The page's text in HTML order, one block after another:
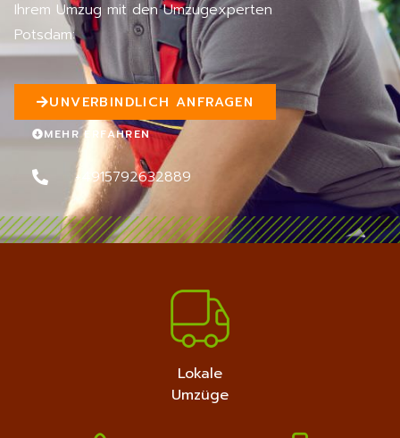
n
5
Ihrem Umzug mit den Umzugexperten
Potsdam:
UNVERBINDLICH ANFRAGEN
MEHR ERFAHREN
+4915792632889
Lokale
Umzüge